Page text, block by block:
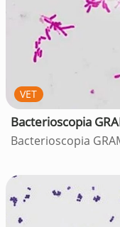
VET
Bacterioscopia
Bacterioscopia